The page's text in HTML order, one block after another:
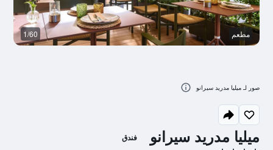
ميليا مدريد سيرانو فندق
مطعم 1/60
صور لـ ميليا مدريد سيرانو